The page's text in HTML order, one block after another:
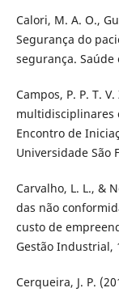
Calori, M. A. O.,
Segurança do
segurança. Saúde
Campos, P. P. T.
multidisciplinares
Encontro de
Universidade São
Carvalho, L. L., &
das não
custo de
Gestão Industrial,
Cerqueira, J. P.